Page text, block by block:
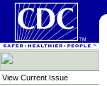
View Current Issue